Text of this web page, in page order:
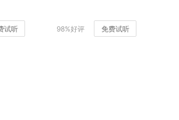
试听 98%好评 免费试听